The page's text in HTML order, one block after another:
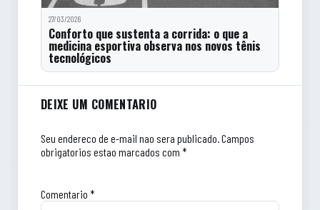
27/03/2026
Conforto que sustenta a corrida: o que a
medicina esportiva observa nos novos tênis
tecnológicos
Comentarios do artigo
DEIXE UM COMENTARIO
Seu endereco de e-mail nao sera publicado.Campos
obrigatorios estao marcados com *
Comentario *